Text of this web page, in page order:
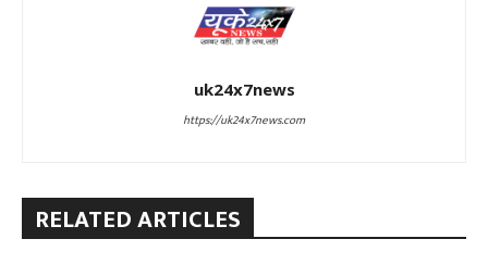
uk24x7news
https://uk24x7news.com
RELATED ARTICLES